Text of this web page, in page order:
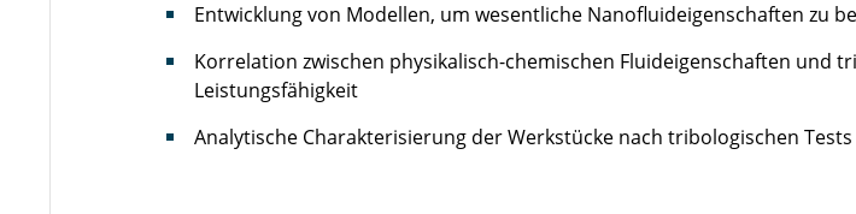
Entwicklung von Modellen, um wesentliche Nanofluideigenschaften zu
Korrelation zwischen physikalisch-chemischen Fluideigenschaften und
Leistungsfähigkeit
Analytische Charakterisierung der Werkstücke nach tribologischen Tests